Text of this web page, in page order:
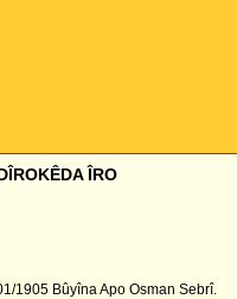
ÎRO
1905 Bûyîna Apo Osman Sebrî.